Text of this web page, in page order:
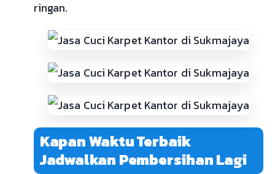
ringan.
Kapan Waktu Terbaik
Jadwalkan Pembersihan Lagi